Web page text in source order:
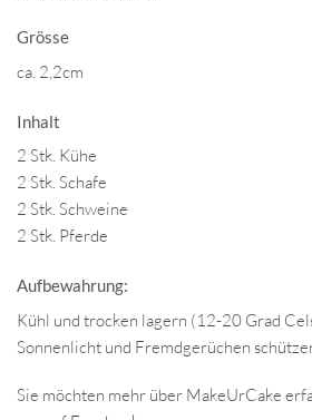
Grösse
ca. 2,2cm
Inhalt
2 Stk. Kühe
2 Stk. Schafe
2 Stk. Schweine
2 Stk. Pferde
Aufbewahrung:
Kühl und trocken lagern (12-20 Grad
Sonnenlicht und Fremdgerüchen
Sie möchten mehr über MakeUrCake